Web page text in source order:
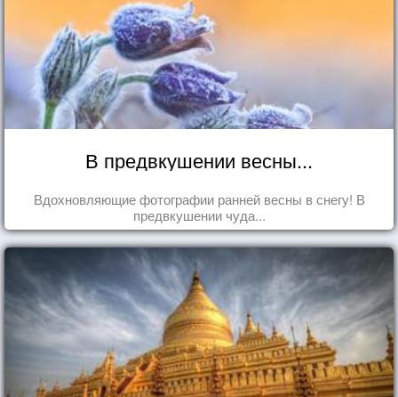
В предвкушении весны...
Вдохновляющие фотографии ранней весны в снегу! В
предвкушении чуда...